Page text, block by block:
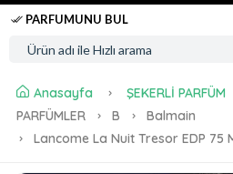
PARFUMUNU BUL
Anasayfa ŞEKERLİ PARFÜM
PARFÜMLER
B
Balmain
Lancome La Nuit Tresor EDP 75